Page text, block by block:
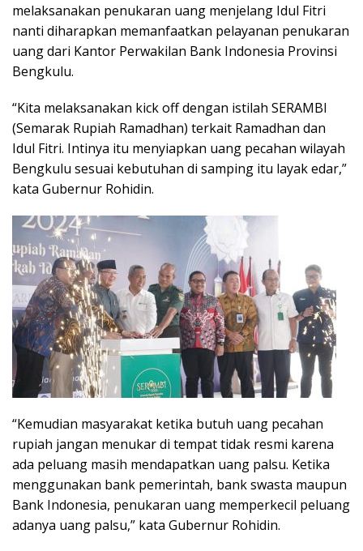
melaksanakan penukaran uang menjelang Idul Fitri
nanti diharapkan memanfaatkan pelayanan penukaran
uang dari Kantor Perwakilan Bank Indonesia Provinsi
Bengkulu.
“Kita melaksanakan kick off dengan istilah SERAMBI
(Semarak Rupiah Ramadhan) terkait Ramadhan dan
Idul Fitri. Intinya itu menyiapkan uang pecahan wilayah
Bengkulu sesuai kebutuhan di samping itu layak edar,”
kata Gubernur Rohidin.
“Kemudian masyarakat ketika butuh uang pecahan
rupiah jangan menukar di tempat tidak resmi karena
ada peluang masih mendapatkan uang palsu. Ketika
menggunakan bank pemerintah, bank swasta maupun
Bank Indonesia, penukaran uang memperkecil peluang
adanya uang palsu,” kata Gubernur Rohidin.